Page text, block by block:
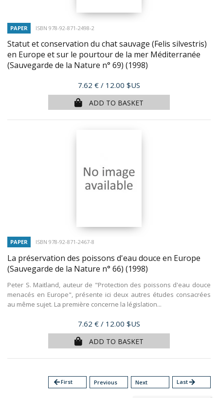
PAPER ISBN 978-92-871-2498-2
Statut et conservation du chat sauvage (Felis silvestris)
en Europe et sur le pourtour de la mer Méditerranée
(Sauvegarde de la Nature n° 69) (1998)
Price
7.62 € / 12.00 $US
ADD TO BASKET
PAPER ISBN 978-92-871-2467-8
La préservation des poissons d'eau douce en Europe
(Sauvegarde de la Nature n° 66) (1998)
Peter S. Maitland, auteur de "Protection des poissons d'eau douce
menacés en Europe", présente ici deux autres études consacrées
au même sujet. La première concerne la législation...
Price
7.62 € / 12.00 $US
ADD TO BASKET
arrow_backFirst Previous Next Lastarrow_forward